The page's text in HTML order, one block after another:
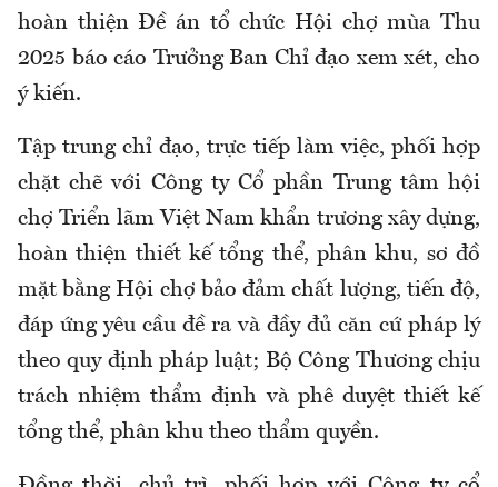
hoàn thiện Đề án tổ chức Hội chợ mùa Thu
2025 báo cáo Trưởng Ban Chỉ đạo xem xét, cho
ý kiến.
Tập trung chỉ đạo, trực tiếp làm việc, phối hợp
chặt chẽ với Công ty Cổ phần Trung tâm hội
chợ Triển lãm Việt Nam khẩn trương xây dựng,
hoàn thiện thiết kế tổng thể, phân khu, sơ đồ
mặt bằng Hội chợ bảo đảm chất lượng, tiến độ,
đáp ứng yêu cầu đề ra và đầy đủ căn cứ pháp lý
theo quy định pháp luật; Bộ Công Thương chịu
trách nhiệm thẩm định và phê duyệt thiết kế
tổng thể, phân khu theo thẩm quyền.